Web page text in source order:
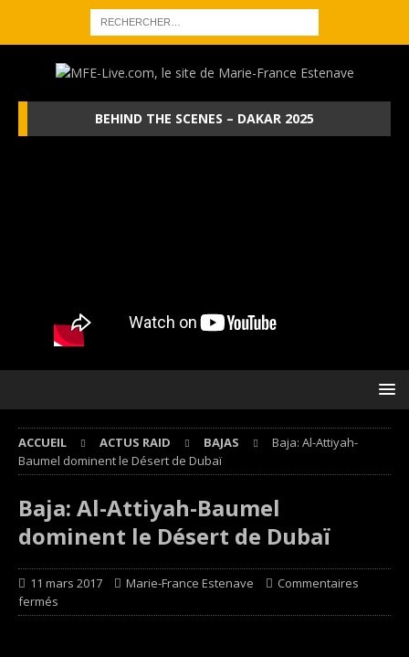
BEHIND THE SCENES – DAKAR 2025
ACCUEIL ACTUS RAID BAJAS
Baja: Al-Attiyah-
Baumel dominent le Désert de Dubaï
Baja: Al-Attiyah-Baumel
dominent le Désert de Dubaï
11 mars 2017 Marie-France Estenave
Commentaires
fermés